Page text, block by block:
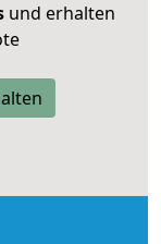
und erhalten